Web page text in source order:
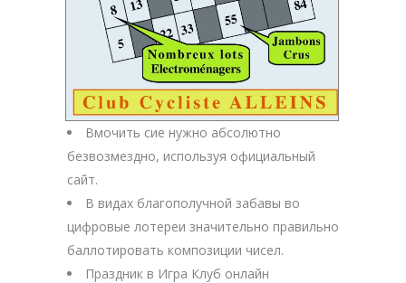
Вмочить сие нужно абсолютно
безвозмездно, используя официальный
сайт.
В видах благополучной забавы во
цифровые лотереи значительно правильно
баллотировать композиции чисел.
Праздник в Игра Клуб онлайн